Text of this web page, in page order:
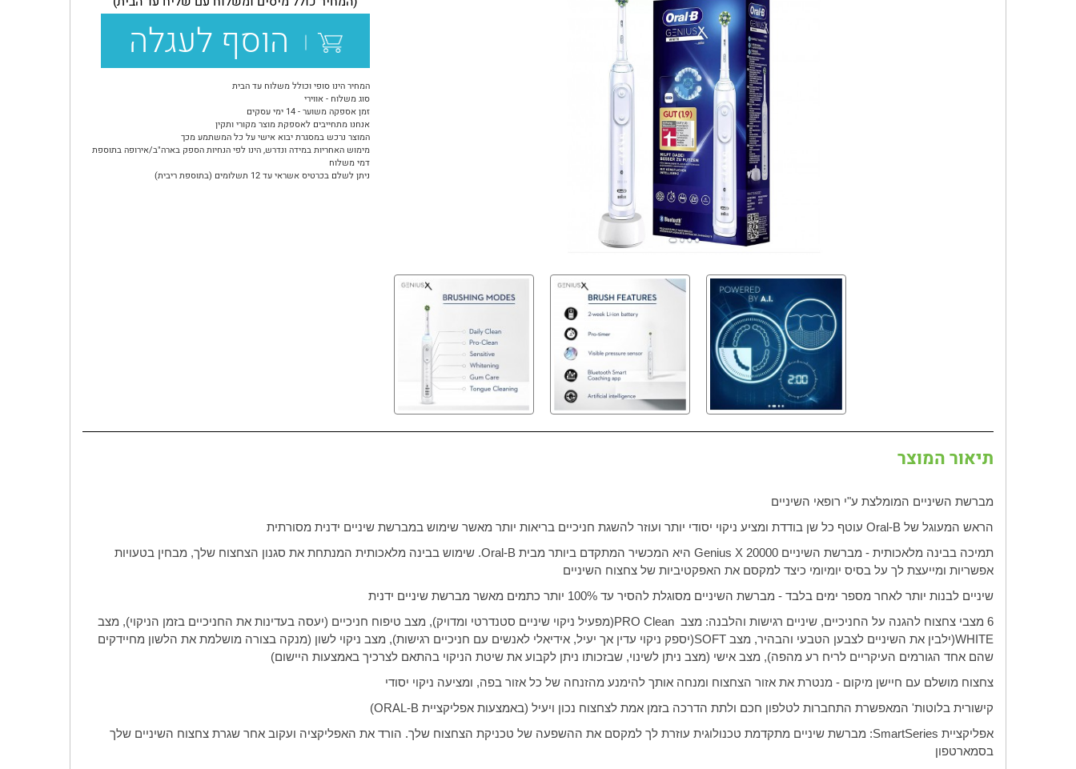
הוסף לעגלה
המחיר הינו סופי וכולל משלוח עד הבית
סוג משלוח - אווירי
זמן אספקה משוער - 14 ימי עסקים
אנחנו מתחייבים לאספקת מוצר מקורי ותקין
המוצר נרכש במסגרת יבוא אישי על כל המשתמע מכך
מימוש האחריות במידה ונדרש, הינו לפי הנחיות הספק בארה"ב/אירופה בתוספת
דמי משלוח
ניתן לשלם בכרטיס אשראי עד 12 תשלומים (בתוספת ריבית)
תיאור המוצר
מברשת השיניים המומלצת ע"י רופאי השיניים
הראש המעוגל של Oral-B עוטף כל שן בודדת ומציע ניקוי יסודי יותר ועוזר להשגת חניכיים בריאות יותר מאשר שימוש במברשת שיניים ידנית מסורתית
תמיכה בבינה מלאכותית - מברשת השיניים Genius X 20000 היא המכשיר המתקדם ביותר מבית Oral-B. שימוש בבינה מלאכותית המנתחת את סגנון הצחצוח שלך, מבחין בטעויות
אפשריות ומייעצת לך על בסיס יומיומי כיצד למקסם את האפקטיביות של צחצוח השיניים
שיניים לבנות יותר לאחר מספר ימים בלבד - מברשת השיניים מסוגלת להסיר עד 100% יותר כתמים מאשר מברשת שיניים ידנית
6 מצבי צחצוח להגנה על החניכיים, שיניים רגישות והלבנה: מצב
PRO Clean(מפעיל ניקוי שיניים סטנדרטי ומדויק), מצב טיפוח חניכיים (יעסה בעדינות את החניכיים בזמן הניקוי), מצב
WHITE(ילבין את השיניים לצבען הטבעי והבהיר, מצב SOFT(יספק ניקוי עדין אך יעיל, אידיאלי לאנשים עם חניכיים רגישות), מצב ניקוי לשון (מנקה בצורה מושלמת את הלשון מחיידקים
שהם אחד הגורמים העיקריים לריח רע מהפה), מצב אישי (מצב ניתן לשינוי, שבזכותו ניתן לקבוע את שיטת הניקוי בהתאם לצרכיך באמצעות היישום)
צחצוח מושלם עם חיישן מיקום - מנטרת את אזור הצחצוח ומנחה אותך להימנע מהזנחה של כל אזור בפה, ומציעה ניקוי יסודי
קישורית בלוטות' המאפשרת התחברות לטלפון חכם ולתת הדרכה בזמן אמת לצחצוח נכון ויעיל (באמצעות אפליקציית ORAL-B
)
אפליקציית SmartSeries: מברשת שיניים מתקדמת טכנולוגית עוזרת לך למקסם את ההשפעה של טכניקת הצחצוח שלך. הורד את האפליקציה ועקוב אחר שגרת צחצוח השיניים שלך
בסמארטפון